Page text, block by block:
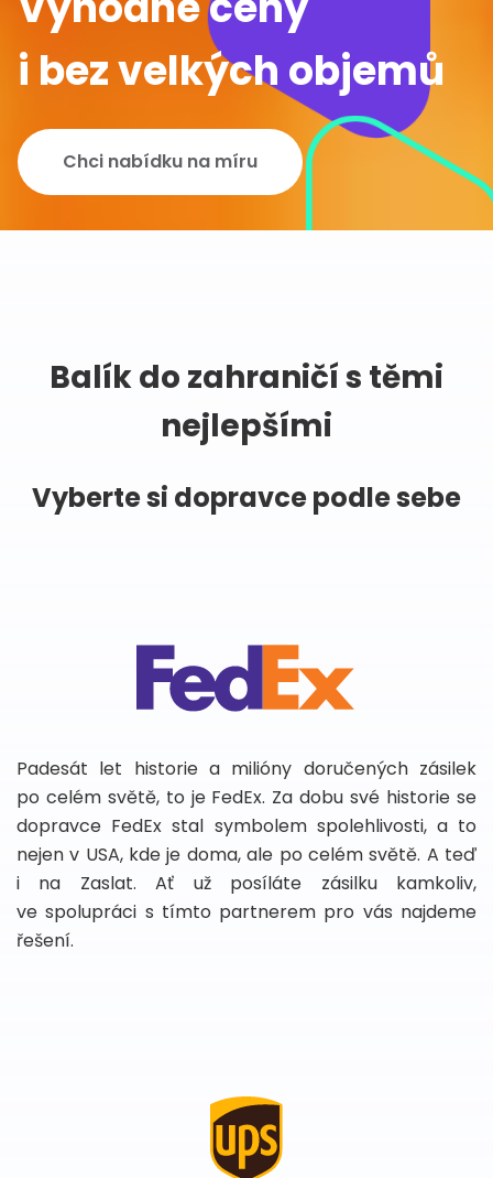
i bez velkých objemů
Chci nabídku na míru
Balík do zahraničí s těmi
nejlepšími
Vyberte si dopravce podle sebe
Padesát let historie a milióny doručených zásilek
po celém světě, to je FedEx. Za dobu své historie se
dopravce FedEx stal symbolem spolehlivosti, a to
nejen v USA, kde je doma, ale po celém světě. A teď
i na Zaslat. Ať už posíláte zásilku kamkoliv,
ve spolupráci s tímto partnerem pro vás najdeme
řešení.